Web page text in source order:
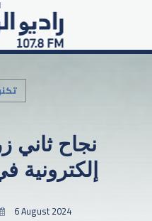
website:
نجاح ثاني
6 August 2024